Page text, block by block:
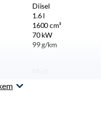
Diisel
1.6l
1600cm³
70kW
99g/km